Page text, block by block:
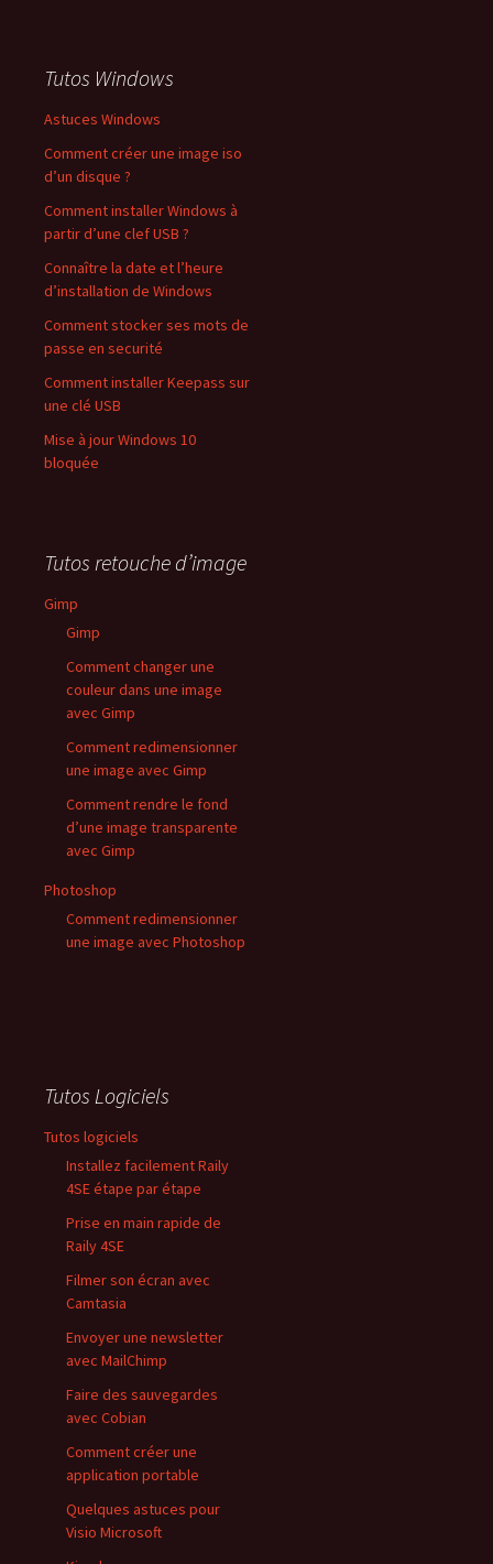
Tutos Windows
Astuces Windows
Comment créer une image iso
d’un disque ?
Comment installer Windows à
partir d’une clef USB ?
Connaître la date et l’heure
d’installation de Windows
Comment stocker ses mots de
passe en securité
Comment installer Keepass sur
une clé USB
Mise à jour Windows 10
bloquée
Tutos retouche d’image
Gimp
Gimp
Comment changer une
couleur dans une image
avec Gimp
Comment redimensionner
une image avec Gimp
Comment rendre le fond
d’une image transparente
avec Gimp
Photoshop
Comment redimensionner
une image avec Photoshop
Tutos Logiciels
Tutos logiciels
Installez facilement Raily
4SE étape par étape
Prise en main rapide de
Raily 4SE
Filmer son écran avec
Camtasia
Envoyer une newsletter
avec MailChimp
Faire des sauvegardes
avec Cobian
Comment créer une
application portable
Quelques astuces pour
Visio Microsoft